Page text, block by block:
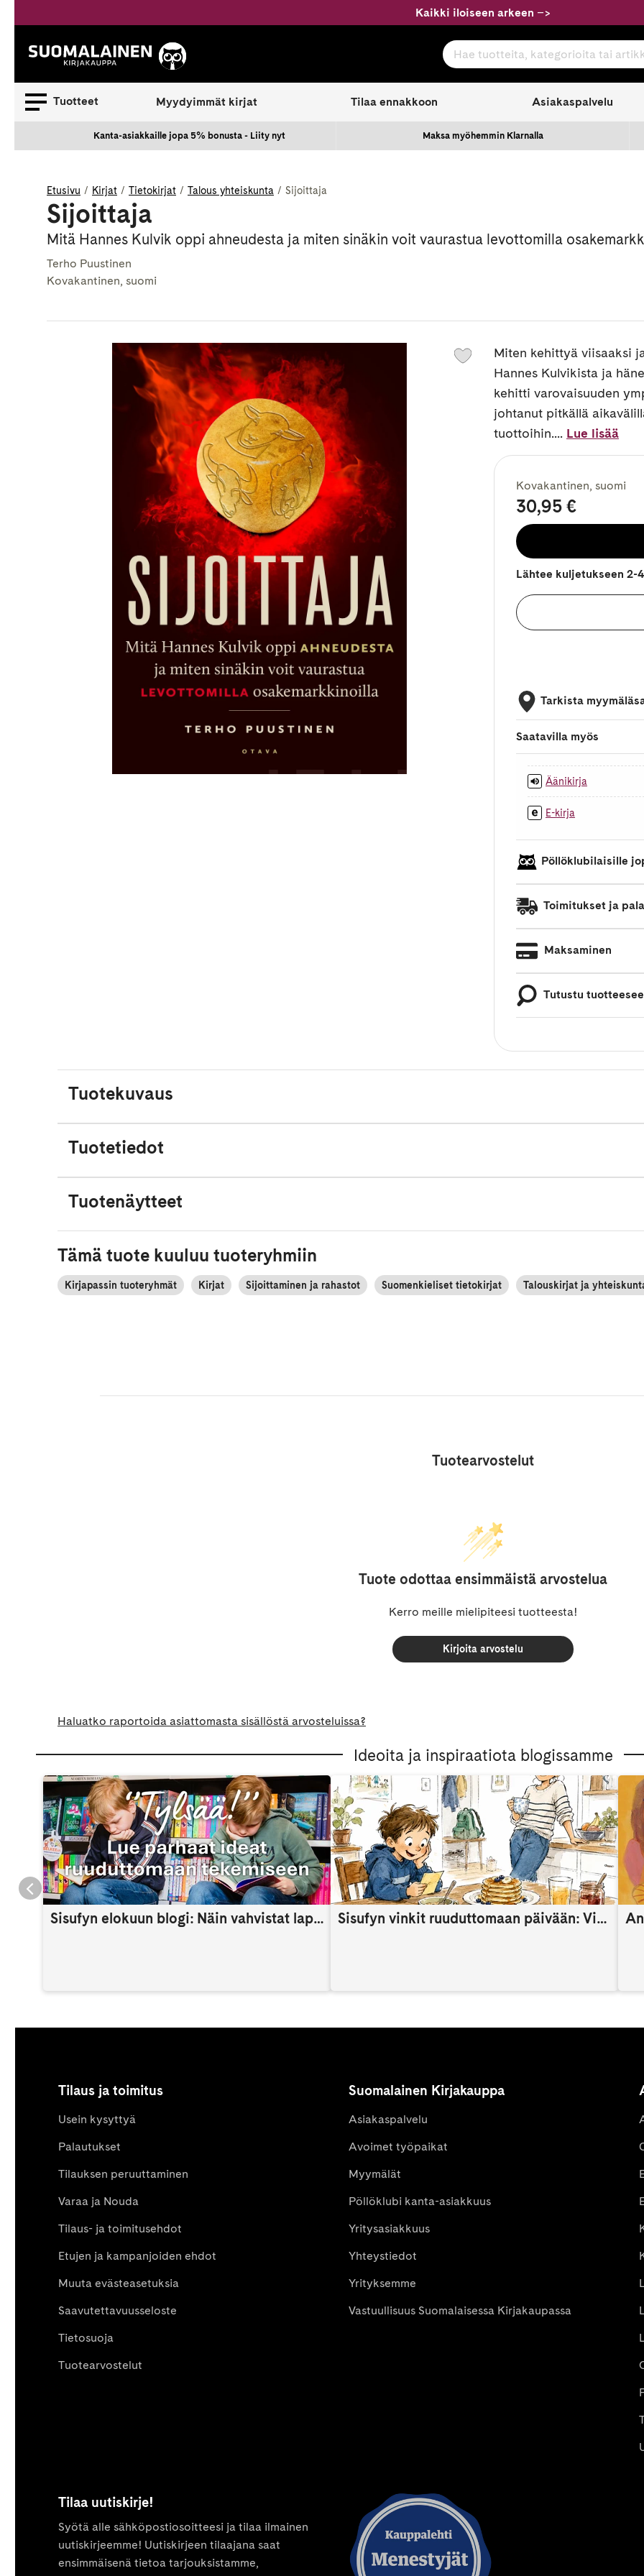
sisältöön
Kaikki iloiseen arkeen –>
Suomalainen.com Hae tuotteita, kategorioita tai artikkeleita
Tuotteet Myydyimmät kirjat Tilaa ennakkoon Asiakaspalvelu
Kanta-asiakkaille jopa 5% bonusta - Liity nyt Maksa myöhemmin Klarnalla
Etusivu Kirjat Tietokirjat Talous yhteiskunta Sijoittaja
Sijoittaja
Mitä Hannes Kulvik oppi ahneudesta ja miten sinäkin voit vaurastua levottomilla
Terho Puustinen
Kovakantinen, suomi
Miten kehittyä viisaaksi
Hannes Kulvikista ja
kehitti varovaisuuden
johtanut pitkällä
tuottoihin.... Lue lisää
Kovakantinen, suomi
30,95 €
Lähtee kuljetukseen 2-
Tarkista
Saatavilla myös
Äänikirja
E-kirja
Pöllöklubilaisille
Toimitukset ja
Maksaminen
Tutustu
Tuotekuvaus
Tuotetiedot
Tuotenäytteet
Tämä tuote kuuluu tuoteryhmiin
Kirjapassin tuoteryhmät Kirjat Sijoittaminen ja rahastot Suomenkieliset tietokirjat Talouskirjat ja
Tuotearvostelut
Tuote odottaa ensimmäistä arvostelua
Kerro meille mielipiteesi tuotteesta!
Kirjoita arvostelu
Haluatko raportoida asiattomasta sisällöstä arvosteluissa?
Ideoita ja inspiraatiota blogissamme
Sisufyn elokuun blogi: Näin vahvistat lapsen itsetuntoa someaikana Sisufyn vinkit ruuduttomaan päivään: Vinkki 9
Tilaus ja toimitus
Usein kysyttyä
Palautukset
Tilauksen peruuttaminen
Varaa ja Nouda
Tilaus- ja toimitusehdot
Etujen ja kampanjoiden ehdot
Muuta evästeasetuksia
Saavutettavuusseloste
Tietosuoja
Tuotearvostelut
Suomalainen Kirjakauppa
Asiakaspalvelu
Avoimet työpaikat
Myymälät
Pöllöklubi kanta-asiakkuus
Yritysasiakkuus
Yhteystiedot
Yrityksemme
Vastuullisuus Suomalaisessa Kirjakaupassa
Tilaa uutiskirje!
Syötä alle sähköpostiosoitteesi ja tilaa ilmainen
uutiskirjeemme! Uutiskirjeen tilaajana saat
ensimmäisenä tietoa tarjouksistamme,